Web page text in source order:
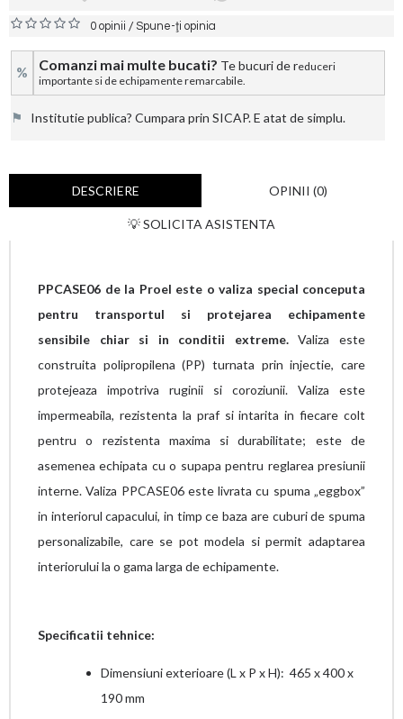
0 opinii /Spune-ţi opinia
% Comanzi mai multe bucati? Te bucuri de reduceri
importante si de echipamente remarcabile.
⚑ Institutie publica? Cumpara prin SICAP. E atat de simplu.
DESCRIERE OPINII (0)
💡 SOLICITA ASISTENTA
PPCASE06 de la Proel este o valiza special conceputa
pentru transportul si protejarea echipamente
sensibile chiar si in conditii extreme.Valiza este
construita polipropilena (PP) turnata prin injectie, care
protejeaza impotriva ruginii si coroziunii. Valiza este
impermeabila, rezistenta la praf si intarita in fiecare colt
pentru o rezistenta maxima si durabilitate; este de
asemenea echipata cu o supapa pentru reglarea presiunii
interne. Valiza PPCASE06 este livrata cu spuma „eggbox”
in interiorul capacului, in timp ce baza are cuburi de spuma
personalizabile, care se pot modela si permit adaptarea
interiorului la o gama larga de echipamente.
Specificatii tehnice:
Dimensiuni exterioare (L x P x H): 465 x 400 x
190 mm